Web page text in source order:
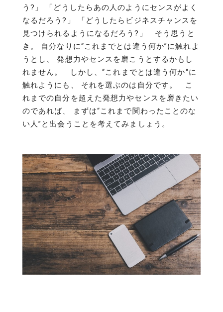
う?」 「どうしたらあの人のようにセンスがよく
なるだろう?」 「どうしたらビジネスチャンスを
見つけられるようになるだろう?」 そう思うと
き。 自分なりに“これまでとは違う何か”に触れよ
うとし、 発想力やセンスを磨こうとするかもし
れません。 しかし、“これまでとは違う何か“に
触れようにも、 それを選ぶのは自分です。 こ
れまでの自分を超えた発想力やセンスを磨きたい
のであれば、 まずは“これまで関わったことのな
い人”と出会うことを考えてみましょう。